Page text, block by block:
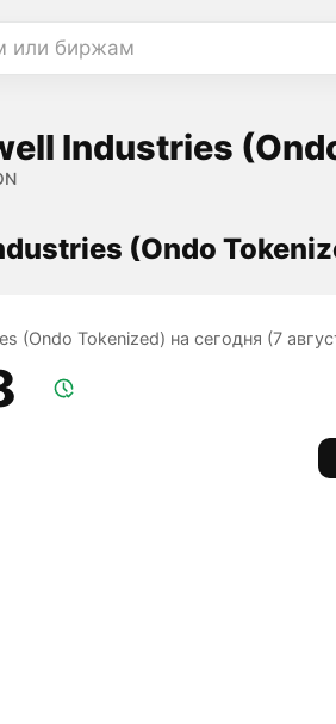
или биржам
Industries
(Ondo
(Ondo Tokenized) на сегодня (7